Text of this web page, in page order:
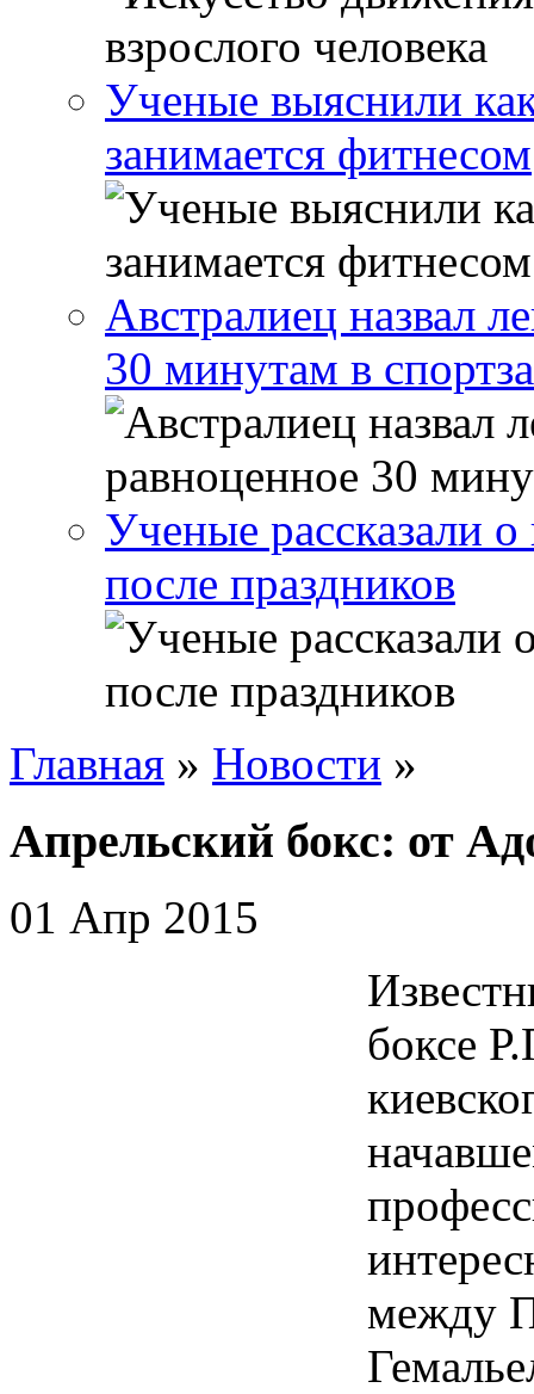
Ученые выяснили
занимается фитнесом
Австралиец назвал
30 минутам в
Ученые рассказали о
после праздников
Главная » Новости »
Апрельский бокс: от
01 Апр 2015
боксе
между